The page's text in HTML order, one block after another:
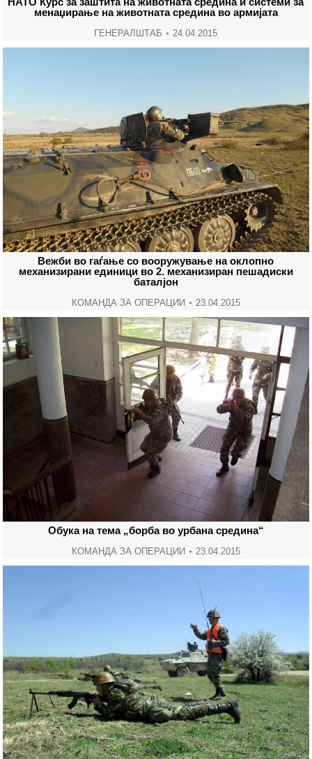
менаџирање на животната средина во армијата
ГЕНЕРАЛШТАБ 24.04.2015
Вежби во гаѓање со вооружување на оклопно
механизирани единици во 2. механизиран пешадиски
баталјон
КОМАНДА ЗА ОПЕРАЦИИ 23.04.2015
Oбука на тема „борба во урбана средина“
КОМАНДА ЗА ОПЕРАЦИИ 23.04.2015